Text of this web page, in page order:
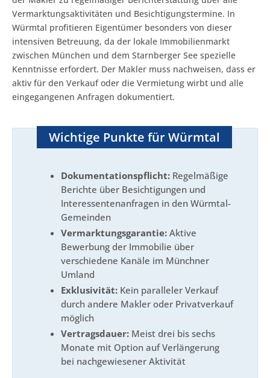
Vermarktungsaktivitäten und Besichtigungstermine. In
Würmtal profitieren Eigentümer besonders von dieser
intensiven Betreuung, da der lokale Immobilienmarkt
zwischen München und dem Starnberger See spezielle
Kenntnisse erfordert. Der Makler muss nachweisen, dass er
aktiv für den Verkauf oder die Vermietung wirbt und alle
eingegangenen Anfragen dokumentiert.
Wichtige Punkte für Würmtal
Dokumentationspflicht: Regelmäßige
Berichte über Besichtigungen und
Interessentenanfragen in den Würmtal-
Gemeinden
Vermarktungsgarantie:Aktive
Bewerbung der Immobilie über
verschiedene Kanäle im Münchner
Umland
Exklusivität: Kein paralleler Verkauf
durch andere Makler oder Privatverkauf
möglich
Vertragsdauer: Meist drei bis sechs
Monate mit Option auf Verlängerung
bei nachgewiesener Aktivität